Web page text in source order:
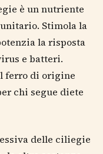
è un nutriente
Stimola la
la risposta
e batteri.
ferro di origine
chi segue diete
delle ciliegie